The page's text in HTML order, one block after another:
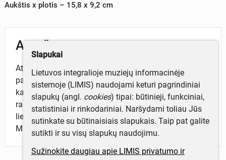
Aukštis x plotis – 15,8 x 9,2 cm
Aprašymas
Atvirukas dvigubas, pieštas, be autoriaus duomenų, be
pavadinimo. Atviruke pavaizduota prie medžio
kamieno pritvirtinta koplytėlė, po jos – vainikas su
raudonu kaspinu. Viduje – spausdintas sveikinimas
lietuvių kalba. Išleido „Barton – Cotton, Inc“ Baltimore
Maryland, JAV.
Slapukai
Lietuvos integralioje muziejų informacinėje
sistemoje (LIMIS) naudojami keturi pagrindiniai
slapukų (angl. cookies) tipai: būtinieji, funkciniai,
statistiniai ir rinkodariniai. Naršydami toliau Jūs
sutinkate su būtinaisiais slapukais. Taip pat galite
sutikti ir su visų slapukų naudojimu.
Sužinokite daugiau apie LIMIS privatumo ir